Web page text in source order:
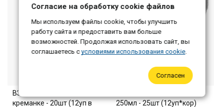
ВЗЛП Сапфир Крышка к
креманке - 20шт (12уп в
250мл - 25шт (12уп*кор)
Согласие на обработку cookie файлов
Мы используем файлы cookie, чтобы улучшить
работу сайта и предоставить вам больше
возможностей. Продолжая использовать сайт, вы
соглашаетесь сусловиями использования cookie.
Согласен